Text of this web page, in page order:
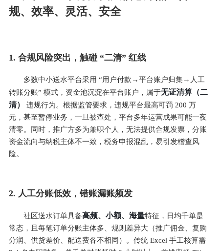
规、效率、灵活、安全
1. 合规风险突出，触碰 “二清” 红线
多数中小送水平台采用 “用户付款→平台账户归集→人工
转账分账” 模式，资金池沉淀在平台账户，属于无证清算（二
清）
违规行为。根据监管要求，违规平台最高可罚 200 万
元，甚至暂停业务，一旦被查处，平台多年运营成果可能一夜
清零。同时，推广方多为兼职个人，无法提供合规发票，分账
资金流向与纳税主体不一致，税务申报混乱，易引发稽查风
险。
2. 人工分账低效，错账漏账频发
社区送水订单具备高频、小额、海量特征，日均千单是
常态，且每笔订单分账主体多、规则差异大（推广佣金、复购
分润、供货差价、配送费各不相同）。传统 Excel 手工核算需